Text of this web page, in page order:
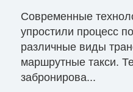
Современные
упростили процесс
различные виды
маршрутные такси.
забронирова...